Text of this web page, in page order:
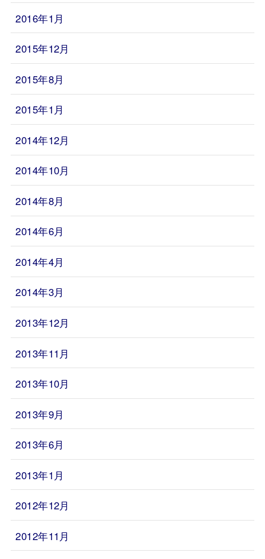
2016年1月
2015年12月
2015年8月
2015年1月
2014年12月
2014年10月
2014年8月
2014年6月
2014年4月
2014年3月
2013年12月
2013年11月
2013年10月
2013年9月
2013年6月
2013年1月
2012年12月
2012年11月